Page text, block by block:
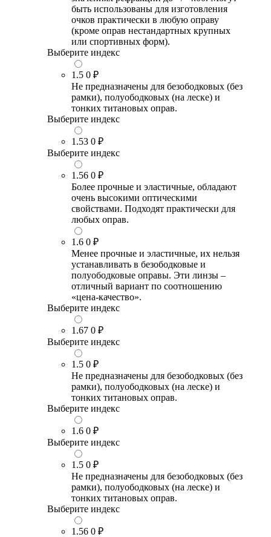
быть использованы для изготовления
очков практически в любую оправу
(кроме оправ нестандартных крупных
или спортивных форм).
Выберите индекс
1.5 0 ₽
Не предназначены для безободковых (без
рамки), полуободковых (на леске) и
тонких титановых оправ.
Выберите индекс
1.53 0 ₽
Выберите индекс
1.56 0 ₽
Более прочные и эластичные, обладают
очень высокими оптическими
свойствами. Подходят практически для
любых оправ.
1.6 0 ₽
Менее прочные и эластичные, их нельзя
устанавливать в безободковые и
полуободковые оправы. Эти линзы –
отличный вариант по соотношению
«цена-качество».
Выберите индекс
1.67 0 ₽
Выберите индекс
1.5 0 ₽
Не предназначены для безободковых (без
рамки), полуободковых (на леске) и
тонких титановых оправ.
Выберите индекс
1.6 0 ₽
Выберите индекс
1.5 0 ₽
Не предназначены для безободковых (без
рамки), полуободковых (на леске) и
тонких титановых оправ.
Выберите индекс
1.56 0 ₽